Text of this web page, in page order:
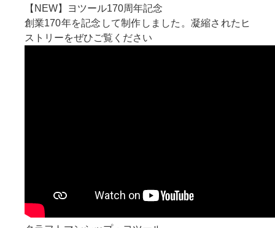
【NEW】ヨツール170周年記念
創業170年を記念して制作しました。凝縮されたヒ
ストリーをぜひご覧ください